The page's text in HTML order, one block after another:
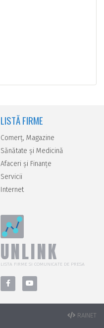
LISTĂ FIRME
Comerţ, Magazine
Sănătate şi Medicină
Afaceri şi Finanţe
Servicii
Internet
UNLINK
LISTA FIRME SI COMUNICATE DE PRESA
RAINET